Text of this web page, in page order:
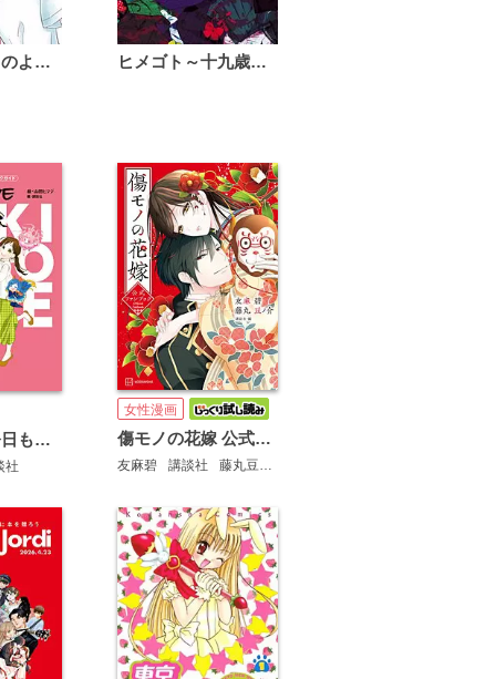
恋は雨上がりのように ヒメゴト～十九歳の制服～
デキる猫は今日も憂鬱 公式コミックガイド 超・諭吉LOVE
社
女性漫画
傷モノの花嫁 公式ファンブック
友麻碧 講談社 藤丸豆ノ介